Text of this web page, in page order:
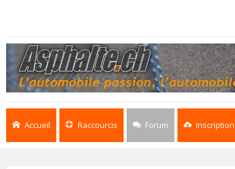
Accueil Raccourcis Forum Inscription